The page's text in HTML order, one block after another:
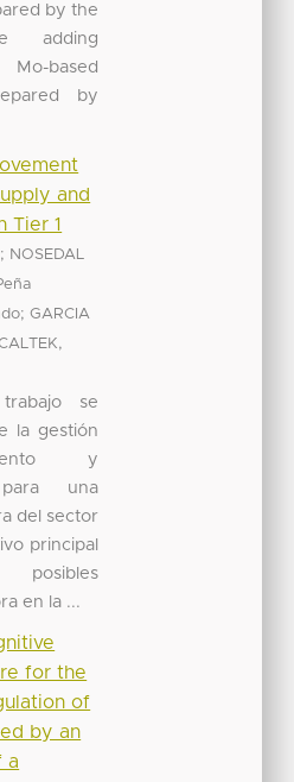
by the
adding
based
by
and
Tier 1
; NOSEDAL
;GARCIA
,
se
la gestión
y
para una
del sector
principal
en la ...
for the
of
by an
a